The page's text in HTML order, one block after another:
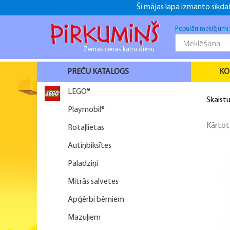
Šī mājas lapa izmanto
+371 26916937
Zemas cenas katru dienu
Populāri meklējumi:
PREČU KATALOGS
LEGO®
Playmobil®
Rotaļlietas
Autiņbiksītes
Paladziņi
Mitrās salvetes
Apģērbi bērniem
Mazuļiem
Kārtot: